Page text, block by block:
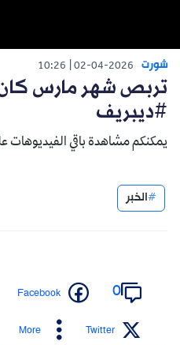
شورت 02-04-2026
10:26
تربص شهر مارس كان
#ديبريف
يمكنكم مشاهدة باقي الفيديوهات
الخبر
0
Facebook
Twitter
More